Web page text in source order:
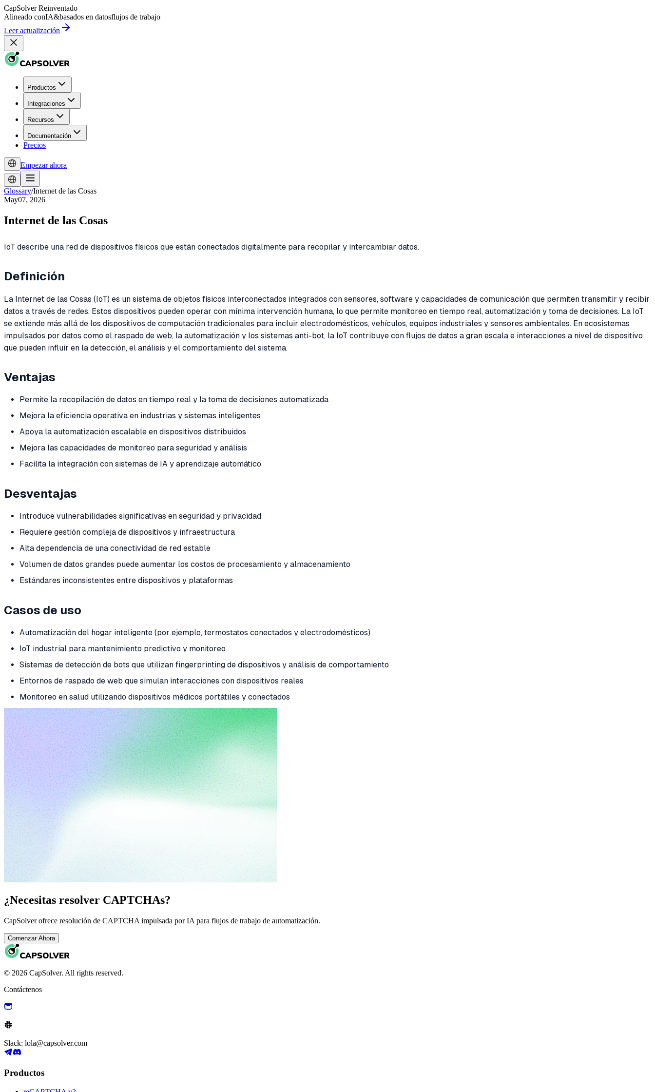
CapSolver Reinventado
Alineado conIA&basados en datosflujos de trabajo
Leer actualización
Productos
Integraciones
Recursos
Documentación
Precios
Empezar ahora
Glossary/Internet de las Cosas
May07, 2026
Internet de las Cosas
IoT describe una red de dispositivos físicos que están conectados digitalmente para recopilar y intercambiar datos.
Definición
La Internet de las Cosas (IoT) es un sistema de objetos físicos interconectados integrados con sensores, software y capacidades de comunicación que permiten transmitir y recibir
datos a través de redes. Estos dispositivos pueden operar con mínima intervención humana, lo que permite monitoreo en tiempo real, automatización y toma de decisiones. La IoT
se extiende más allá de los dispositivos de computación tradicionales para incluir electrodomésticos, vehículos, equipos industriales y sensores ambientales. En ecosistemas
impulsados por datos como el raspado de web, la automatización y los sistemas anti-bot, la IoT contribuye con flujos de datos a gran escala e interacciones a nivel de dispositivo
que pueden influir en la detección, el análisis y el comportamiento del sistema.
Ventajas
Permite la recopilación de datos en tiempo real y la toma de decisiones automatizada
Mejora la eficiencia operativa en industrias y sistemas inteligentes
Apoya la automatización escalable en dispositivos distribuidos
Mejora las capacidades de monitoreo para seguridad y análisis
Facilita la integración con sistemas de IA y aprendizaje automático
Desventajas
Introduce vulnerabilidades significativas en seguridad y privacidad
Requiere gestión compleja de dispositivos y infraestructura
Alta dependencia de una conectividad de red estable
Volumen de datos grandes puede aumentar los costos de procesamiento y almacenamiento
Estándares inconsistentes entre dispositivos y plataformas
Casos de uso
Automatización del hogar inteligente (por ejemplo, termostatos conectados y electrodomésticos)
IoT industrial para mantenimiento predictivo y monitoreo
Sistemas de detección de bots que utilizan fingerprinting de dispositivos y análisis de comportamiento
Entornos de raspado de web que simulan interacciones con dispositivos reales
Monitoreo en salud utilizando dispositivos médicos portátiles y conectados
¿Necesitas resolver CAPTCHAs?
CapSolver ofrece resolución de CAPTCHA impulsada por IA para flujos de trabajo de automatización.
Comenzar Ahora
© 2026 CapSolver. All rights reserved.
Contáctenos
Slack: lola@capsolver.com
Productos